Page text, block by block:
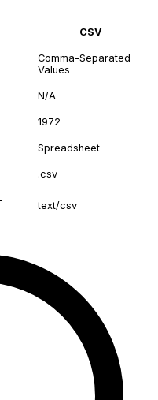
CSV
Comma-Separated
Values
N/A
1972
Spreadsheet
.csv
text/csv